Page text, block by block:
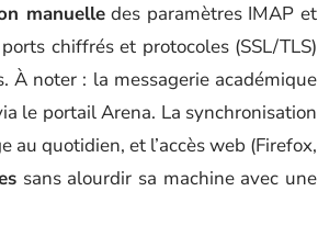
manuelledes paramètres IMAP et
chiffrés et protocoles (SSL/TLS)
À noter : la messagerie académique
le portail Arena. La synchronisation
quotidien, et l’accès web (Firefox,
sans alourdir sa machine avec une